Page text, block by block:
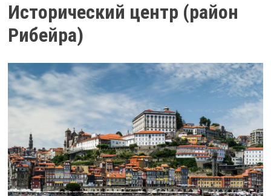
Исторический центр (район
Рибейра)